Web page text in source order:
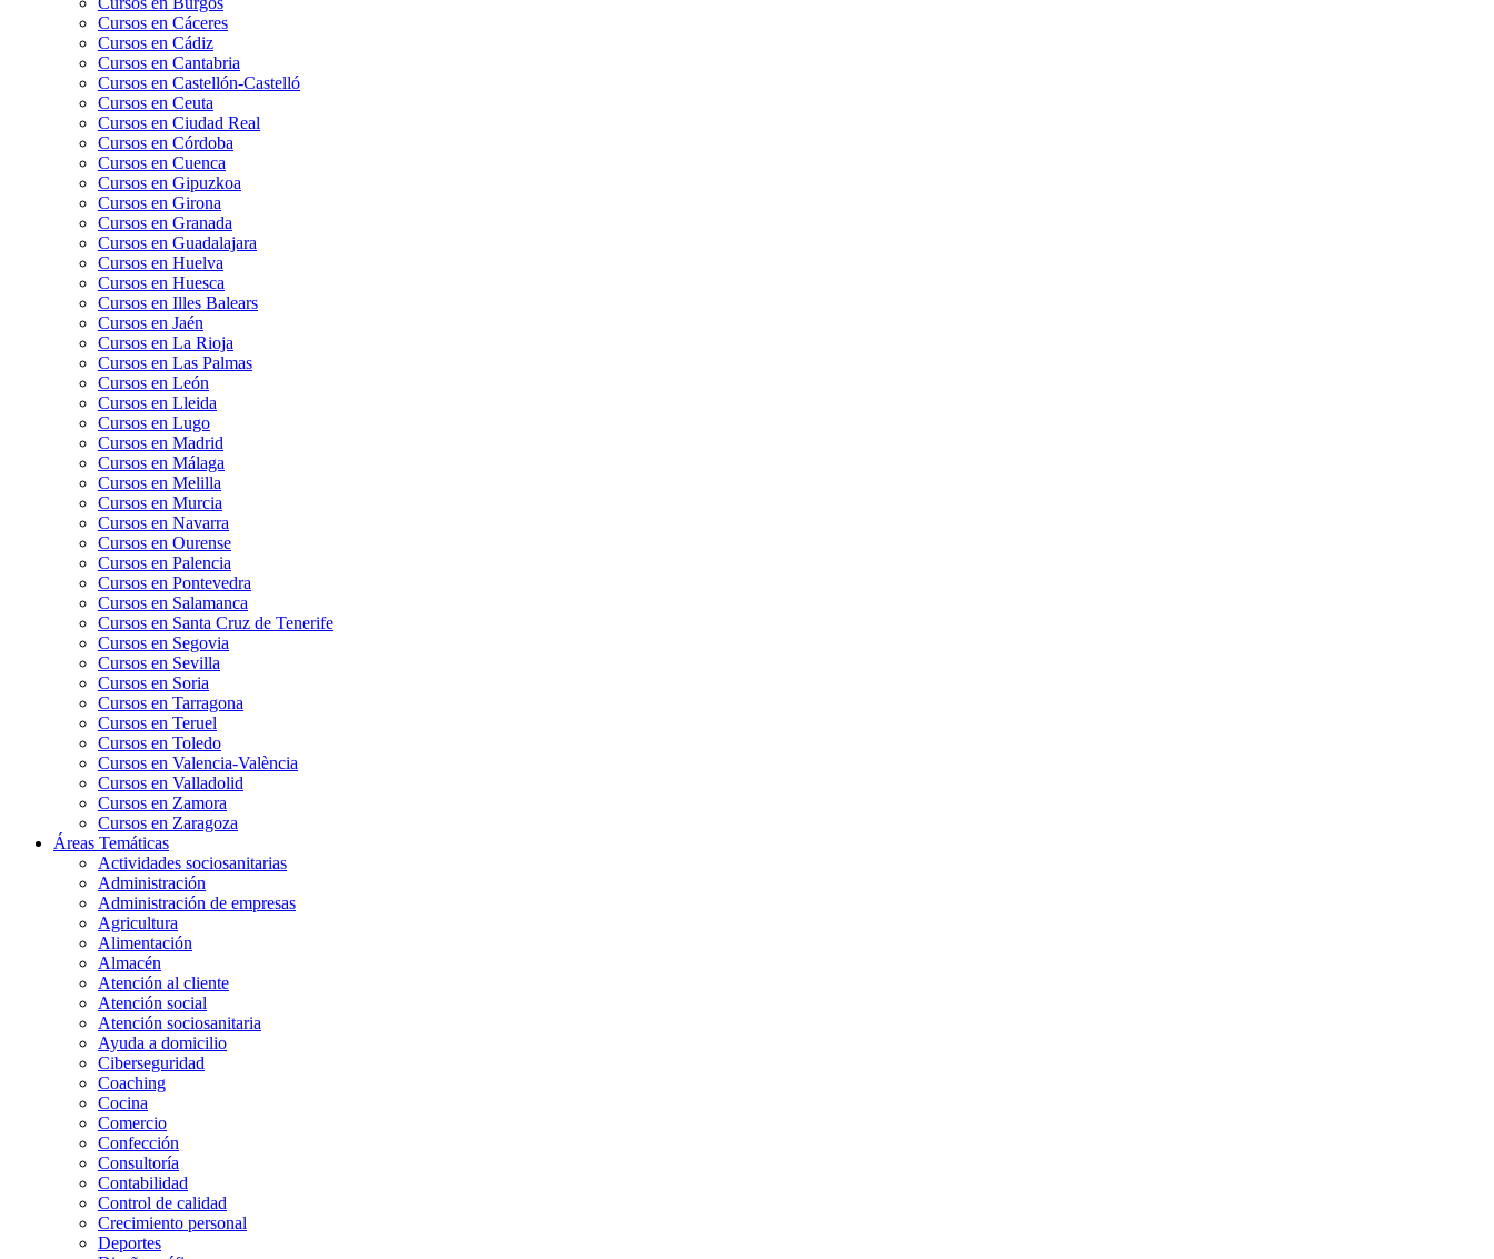
Cursos en Cáceres
Cursos en Cádiz
Cursos en Cantabria
Cursos en Castellón-Castelló
Cursos en Ceuta
Cursos en Ciudad Real
Cursos en Córdoba
Cursos en Cuenca
Cursos en Gipuzkoa
Cursos en Girona
Cursos en Granada
Cursos en Guadalajara
Cursos en Huelva
Cursos en Huesca
Cursos en Illes Balears
Cursos en Jaén
Cursos en La Rioja
Cursos en Las Palmas
Cursos en León
Cursos en Lleida
Cursos en Lugo
Cursos en Madrid
Cursos en Málaga
Cursos en Melilla
Cursos en Murcia
Cursos en Navarra
Cursos en Ourense
Cursos en Palencia
Cursos en Pontevedra
Cursos en Salamanca
Cursos en Santa Cruz de Tenerife
Cursos en Segovia
Cursos en Sevilla
Cursos en Soria
Cursos en Tarragona
Cursos en Teruel
Cursos en Toledo
Cursos en Valencia-València
Cursos en Valladolid
Cursos en Zamora
Cursos en Zaragoza
Áreas Temáticas
Actividades sociosanitarias
Administración
Administración de empresas
Agricultura
Alimentación
Almacén
Atención al cliente
Atención social
Atención sociosanitaria
Ayuda a domicilio
Ciberseguridad
Coaching
Cocina
Comercio
Confección
Consultoría
Contabilidad
Control de calidad
Crecimiento personal
Deportes